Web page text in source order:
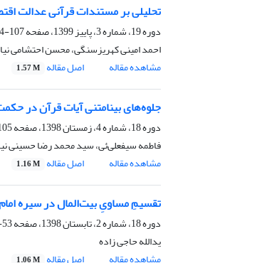
تحلیلی بر مستندات قرآنی عدالت
دوره 19، شماره 3، پاییز 1399، صفحه
107-134
احمد امینی کهریزسنگی، محسن احتشامی
مشاهده مقاله
اصل مقاله 1.57 M
جلوه‌های بینامتنی آیات قرآن در
دوره 18، شماره 4، زمستان 1398، صفحه
134
فاطمه سیفعلی‌ئی، سید محمد رضا حسینی
مشاهده مقاله
اصل مقاله 1.16 M
تقسیمِ مساویِ بیت‌المال در سیره
دوره 18، شماره 2، تابستان 1398، صفحه
53-66
یدالله حاجی زاده